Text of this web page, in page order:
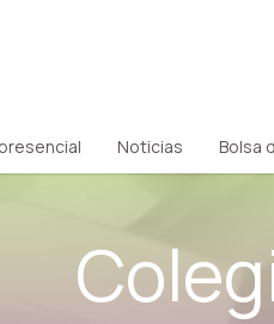
Noticias Bolsa